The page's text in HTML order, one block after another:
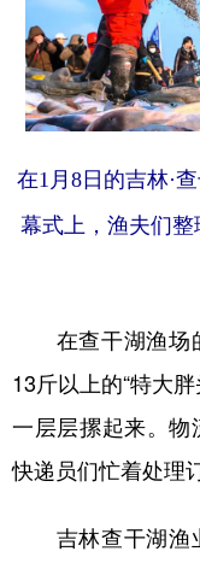
在1月8日的吉林·
幕式上，渔夫们
在查干湖渔场
13斤以上的“特大
一层层摞起来。物
快递员们忙着处理
吉林查干湖渔